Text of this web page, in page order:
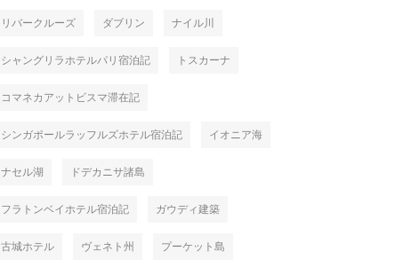
リバークルーズ ダブリン ナイル川
シャングリラホテルパリ宿泊記 トスカーナ
コマネカアットビスマ滞在記
シンガポールラッフルズホテル宿泊記 イオニア海
ナセル湖 ドデカニサ諸島
フラトンベイホテル宿泊記 ガウディ建築
古城ホテル ヴェネト州 プーケット島